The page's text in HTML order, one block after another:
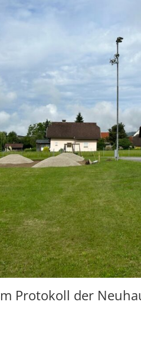
Protokoll der